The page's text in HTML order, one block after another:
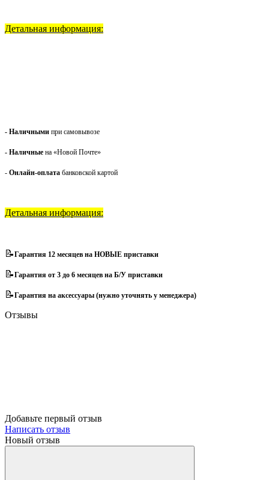
Детальная информация:
- Наличными при самовывозе
- Наличные на «Новой Почте»
- Онлайн-оплата банковской картой
Детальная информация:
📝Гарантия 12 месяцев на НОВЫЕ приставки
📝Гарантия от 3 до 6 месяцев на Б/У приставки
📝Гарантия на аксессуары (нужно уточнять у менеджера)
Отзывы
Добавьте первый отзыв
Написать отзыв
Новый отзыв